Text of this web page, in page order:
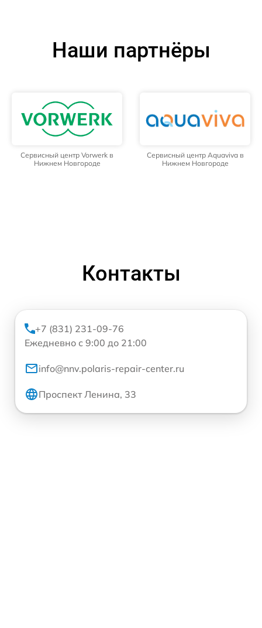
Наши партнёры
Сервисный центр Vorwerk в
Нижнем Новгороде
Сервисный центр Aquaviva в
Нижнем Новгороде
Контакты
+7 (831) 231-09-76
Ежедневно с 9:00 до 21:00
info@nnv.polaris-repair-center.ru
Проспект Ленина, 33